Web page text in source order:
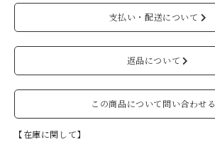
支払い・配送について
返品について
この商品について問い合わせる
【在庫に関して】